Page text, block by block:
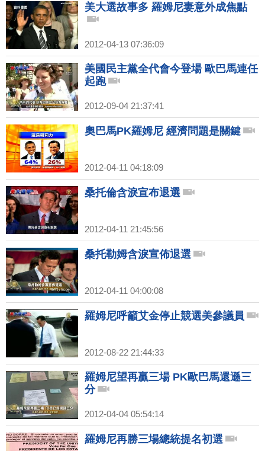
美大選故事多 羅姆尼妻意外成焦點
2012-04-13 07:36:09
美國民主黨全代會今登場 歐巴馬連任
起跑
2012-09-04 21:37:41
奧巴馬PK羅姆尼 經濟問題是關鍵
2012-04-11 04:18:09
桑托倫含淚宣布退選
2012-04-11 21:45:56
桑托勒姆含淚宣佈退選
2012-04-11 04:00:08
羅姆尼呼籲艾金停止競選美參議員
2012-08-22 21:44:33
羅姆尼望再贏三場 PK歐巴馬還遜三
分
2012-04-04 05:54:14
羅姆尼再勝三場總統提名初選